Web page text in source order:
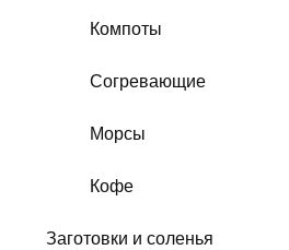
Компоты
Согревающие
Морсы
Кофе
Заготовки и соленья